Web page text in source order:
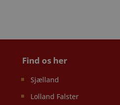
Find os her
Sjælland
Lolland Falster